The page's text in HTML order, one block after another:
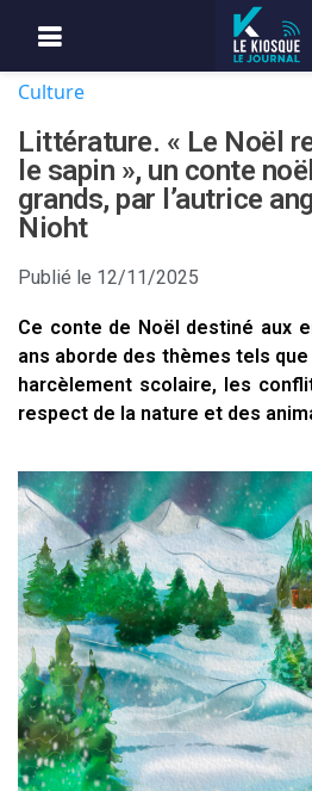
Culture
Littérature. « Le Noël
le sapin », un conte
grands, par l’autrice
Nioht
Publié le 12/11/2025
Ce conte de Noël destiné aux
ans aborde des thèmes tels
harcèlement scolaire, les
respect de la nature et des